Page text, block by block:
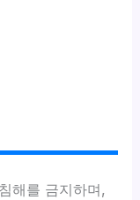
해를 금지하며,